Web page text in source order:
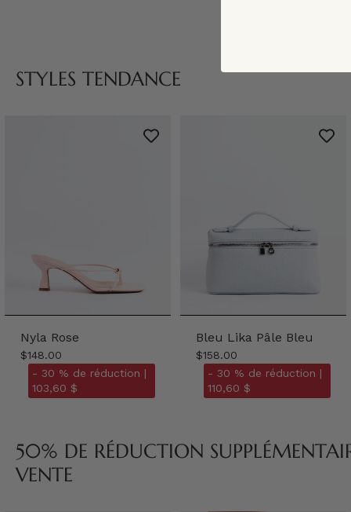
STYLES TENDANCE
Nyla Rose
$148.00
- 30 % de réduction |
103,60 $
Bleu Lika Pâle Bleu
$158.00
- 30 % de réduction |
110,60 $
50% DE RÉDUCTION
VENTE